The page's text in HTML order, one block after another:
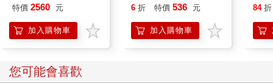
過……
「你不要看我這個攤子小小的，我們還有一個工廠就在市場旁
邊，你要看了才會知道我在跟你說的是什麼。」
眼前這三人各自代表三種完全不同，並且令人過目不忘的類型。
筆 ED.5 條紋銀
特價 2560 元
加入購物車
腋下專用刮毛刀3入/袋
毛量修飾刀/輕巧便攜
仕女順滑美體刀/手動
6 折 特價 536 元
加入購物車
84 折
您可能會喜歡